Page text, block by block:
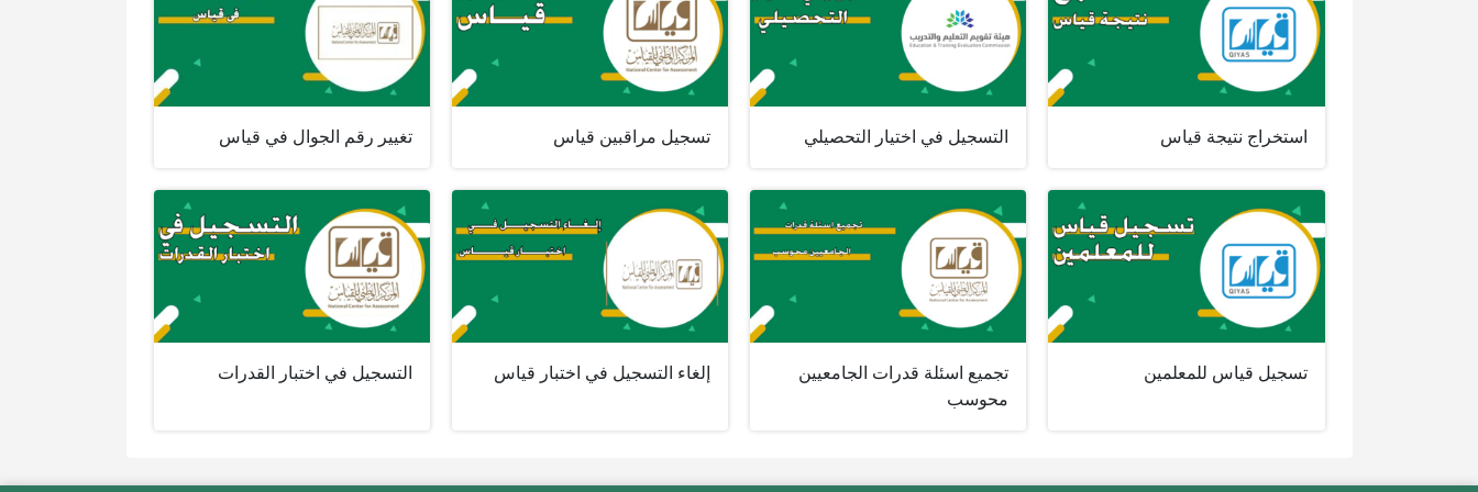
استخراج نتيجة قياس التسجيل في اختيار التحصيلي تسجيل مراقبين قياس تغيير رقم الجوال في قياس
تسجيل قياس للمعلمين
تجميع اسئلة قدرات الجامعيين
محوسب
إلغاء التسجيل في اختبار قياس التسجيل في اختبار القدرات